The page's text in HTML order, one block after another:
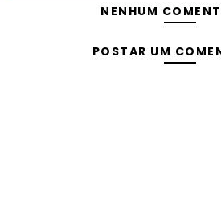
NENHUM
POSTAR UM